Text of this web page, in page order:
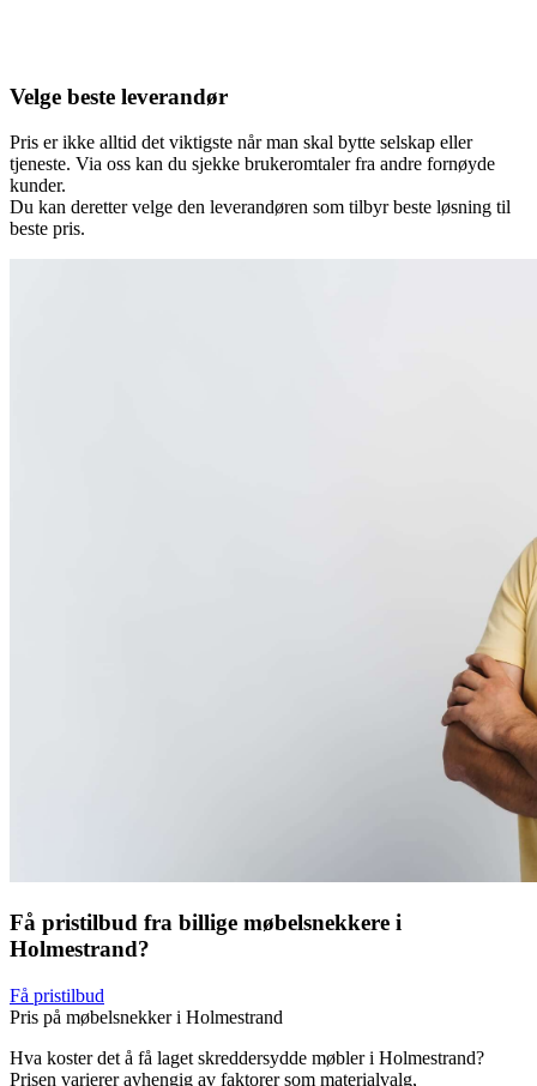
Velge beste leverandør
Pris er ikke alltid det viktigste når man skal bytte selskap eller
tjeneste. Via oss kan du sjekke brukeromtaler fra andre fornøyde
kunder.
Du kan deretter velge den leverandøren som tilbyr beste løsning til
beste pris.
Få pristilbud fra billige møbelsnekkere i
Holmestrand?
Få pristilbud
Pris på møbelsnekker i Holmestrand
Hva koster det å få laget skreddersydde møbler i Holmestrand?
Prisen varierer avhengig av faktorer som materialvalg,